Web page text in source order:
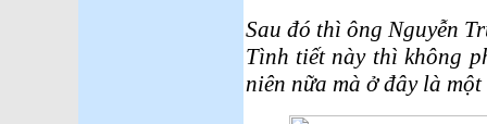
Sau đó thì ông Nguyễn
Tình tiết này thì không
niên nữa mà ở đây là